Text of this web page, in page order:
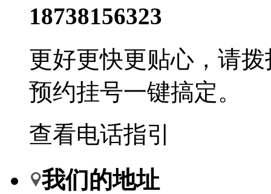
18738156323
更好更快更贴心，请
预约挂号一键搞定。
查看电话指引
我们的地址